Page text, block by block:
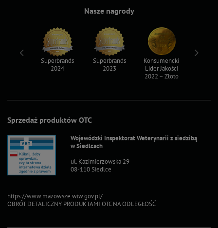
Sprzedaż produktów OTC
Wojewódzki Inspektorat Weterynarii z siedzibą
w Siedlcach
ul. Kazimierzowska 29
08-110 Siedlce
https://www.mazowsze.wiw.gov.pl/
OBRÓT DETALICZNY PRODUKTAMI OTC NA ODLEGŁOŚĆ
Nasze nagrody
Superbrands
2024
Superbrands
2023
Konsumencki
Lider Jakości
2022 – Złoto